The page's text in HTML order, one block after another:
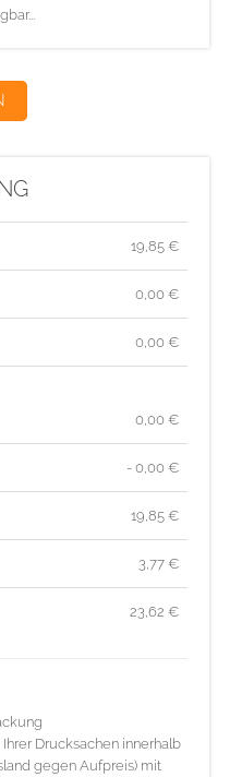
19,85 €
0,00 €
0,00 €
0,00 €
- 0,00 €
19,85 €
3,77 €
23,62 €
Drucksachen innerhalb
gegen Aufpreis) mit